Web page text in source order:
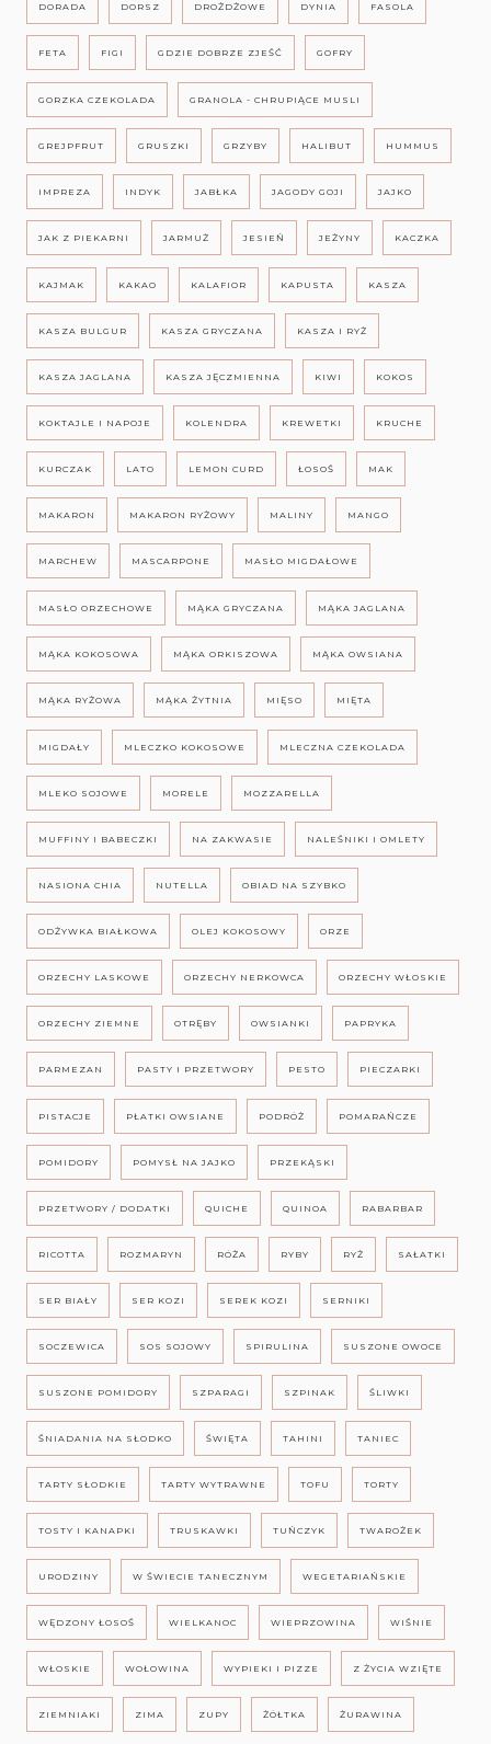
DORADA DORSZ DROŻDŻOWE DYNIA FASOLA
FETA FIGI GDZIE DOBRZE ZJEŚĆ GOFRY
GORZKA CZEKOLADA GRANOLA - CHRUPIĄCE MUSLI
GREJPFRUT GRUSZKI GRZYBY HALIBUT HUMMUS
IMPREZA INDYK JABŁKA JAGODY GOJI JAJKO
JAK Z PIEKARNI JARMUŻ JESIEŃ JEŻYNY KACZKA
KAJMAK KAKAO KALAFIOR KAPUSTA KASZA
KASZA BULGUR KASZA GRYCZANA KASZA I RYŻ
KASZA JAGLANA KASZA JĘCZMIENNA KIWI KOKOS
KOKTAJLE I NAPOJE KOLENDRA KREWETKI KRUCHE
KURCZAK LATO LEMON CURD ŁOSOŚ MAK
MAKARON MAKARON RYŻOWY MALINY MANGO
MARCHEW MASCARPONE MASŁO MIGDAŁOWE
MASŁO ORZECHOWE MĄKA GRYCZANA MĄKA JAGLANA
MĄKA KOKOSOWA MĄKA ORKISZOWA MĄKA OWSIANA
MĄKA RYŻOWA MĄKA ŻYTNIA MIĘSO MIĘTA
MIGDAŁY MLECZKO KOKOSOWE MLECZNA CZEKOLADA
MLEKO SOJOWE MORELE MOZZARELLA
MUFFINY I BABECZKI NA ZAKWASIE NALEŚNIKI I OMLETY
NASIONA CHIA NUTELLA OBIAD NA SZYBKO
ODŻYWKA BIAŁKOWA OLEJ KOKOSOWY ORZE
ORZECHY LASKOWE ORZECHY NERKOWCA ORZECHY WŁOSKIE
ORZECHY ZIEMNE OTRĘBY OWSIANKI PAPRYKA
PARMEZAN PASTY I PRZETWORY PESTO PIECZARKI
PISTACJE PŁATKI OWSIANE PODRÓŻ POMARAŃCZE
POMIDORY POMYSŁ NA JAJKO PRZEKĄSKI
PRZETWORY / DODATKI QUICHE QUINOA RABARBAR
RICOTTA ROZMARYN RÓŻA RYBY RYŻ SAŁATKI
SER BIAŁY SER KOZI SEREK KOZI SERNIKI
SOCZEWICA SOS SOJOWY SPIRULINA SUSZONE OWOCE
SUSZONE POMIDORY SZPARAGI SZPINAK ŚLIWKI
ŚNIADANIA NA SŁODKO ŚWIĘTA TAHINI TANIEC
TARTY SŁODKIE TARTY WYTRAWNE TOFU TORTY
TOSTY I KANAPKI TRUSKAWKI TUŃCZYK TWAROŻEK
URODZINY W ŚWIECIE TANECZNYM WEGETARIAŃSKIE
WĘDZONY ŁOSOŚ WIELKANOC WIEPRZOWINA WIŚNIE
WŁOSKIE WOŁOWINA WYPIEKI I PIZZE Z ŻYCIA WZIĘTE
ZIEMNIAKI ZIMA ZUPY ŻÓŁTKA ŻURAWINA